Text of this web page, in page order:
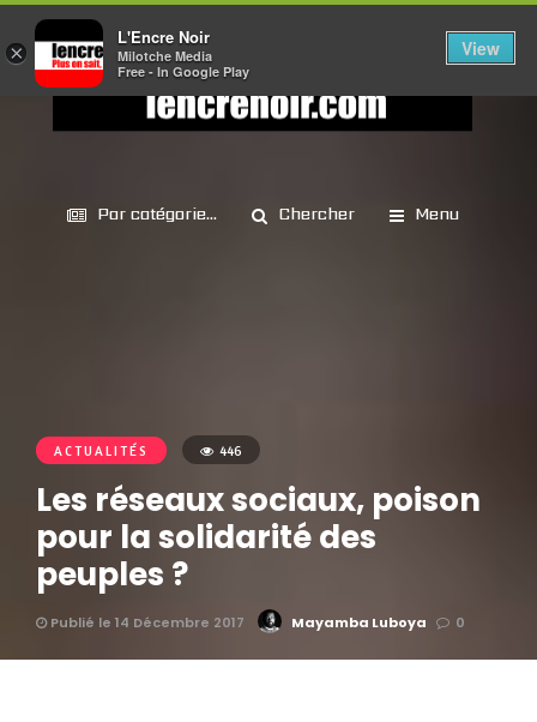
Par catégorie... Chercher Menu
ACTUALITÉS 446
Les réseaux sociaux, poison
pour la solidarité des
peuples ?
Publié le 14 Décembre 2017 Mayamba Luboya 0
×
L'Encre Noir
Milotche Media
Free - In Google Play
View